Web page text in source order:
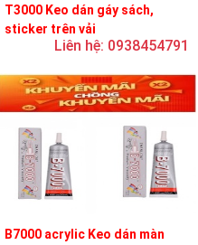
T3000 Keo dán gáy sách,
sticker trên vải
Liên hệ: 0938454791
B7000 acrylic Keo dán màn